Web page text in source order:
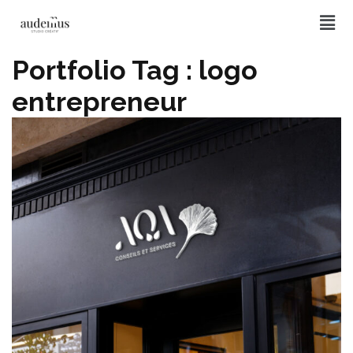
Portfolio Tag : logo
entrepreneur